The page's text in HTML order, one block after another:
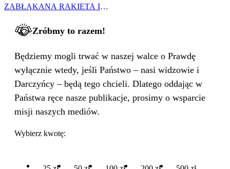
ZABŁĄKANA RAKIETA I
Zróbmy to razem!
Będziemy mogli trwać w naszej walce o Prawdę
wyłącznie wtedy, jeśli Państwo – nasi widzowie i
Darczyńcy – będą tego chcieli. Dlatego oddając w
Państwa ręce nasze publikacje, prosimy o wsparcie
misji naszych mediów.
Wybierz kwotę: